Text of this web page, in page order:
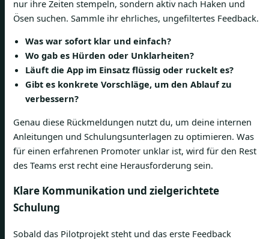
nur ihre Zeiten stempeln, sondern aktiv nach Haken und
Ösen suchen. Sammle ihr ehrliches, ungefiltertes Feedback.
Was war sofort klar und einfach?
Wo gab es Hürden oder Unklarheiten?
Läuft die App im Einsatz flüssig oder ruckelt es?
Gibt es konkrete Vorschläge, um den Ablauf zu
verbessern?
Genau diese Rückmeldungen nutzt du, um deine internen
Anleitungen und Schulungsunterlagen zu optimieren. Was
für einen erfahrenen Promoter unklar ist, wird für den Rest
des Teams erst recht eine Herausforderung sein.
Klare Kommunikation und zielgerichtete
Schulung
Sobald das Pilotprojekt steht und das erste Feedback